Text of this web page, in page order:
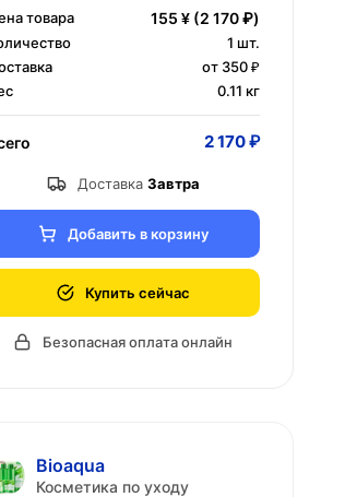
товара 155 ¥ (2 170 ₽)
1 шт.
от 350 ₽
0.11 кг
2 170 ₽
Доставка Завтра
Добавить в корзину
Купить сейчас
Безопасная оплата онлайн
Bioaqua
Косметика по уходу